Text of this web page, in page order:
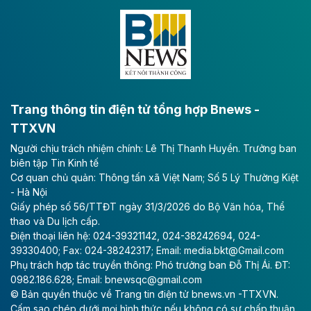
Đông A dài khoảng 25,1 km được kỳ vọng sẽ tạo động
lực phát triển kinh tế - xã hội khu vực phía Nam đồng
Long Thành
Tổng công ty Cảng hàng không Việt Nam - CTCP
(ACV) vừa lập kỷ lục mới về lợi nhuận trong quý
II/2026.
Theo baodautu.vn
Vinaconex lập đỉnh doanh thu
Tổng CTCP Xuất nhập khẩu và Xây dựng Việt Nam
(Vinaconex) đã khép lại nửa đầu năm với doanh thu
thuần gần 7.268 tỷ đồng, tăng 4% so với cùng kỳ và
cũng là mức cao nhất lịch sử hoạt động của doanh
nghiệp.
Trang thông tin điện tử tổng hợp Bnews -
TTXVN
Người chịu trách nhiệm chính: Lê Thị Thanh Huyền. Trưởng ban
biên tập Tin Kinh tế
Cơ quan chủ quản: Thông tấn xã Việt Nam; Số 5 Lý Thường Kiệt
- Hà Nội
Giấy phép số 56/TTĐT ngày 31/3/2026 do Bộ Văn hóa, Thể
thao và Du lịch cấp.
Điện thoại liên hệ: 024-39321142, 024-38242694, 024-
39330400; Fax: 024-38242317; Email: media.bkt@Gmail.com
Phụ trách hợp tác truyền thông: Phó trưởng ban Đỗ Thị Ái. ĐT:
0982.186.628; Email: bnewsqc@gmail.com
© Bản quyền thuộc về Trang tin điện tử bnews.vn -TTXVN.